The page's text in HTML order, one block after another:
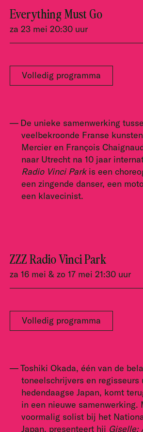
Everything Must Go
za 23 mei 20:30 uur
Volledig programma
De unieke samenwerking
veelbekroonde Franse
Mercier en François
naar Utrecht na 10 jaar
Radio Vinci Parkis een
een zingende danser, een
een klavecinist.
ZZZ Radio Vinci Park
za 16 mei & zo 17 mei 21:30 uur
Volledig programma
Toshiki Okada, één van de
toneelschrijvers en regisseurs
hedendaagse Japan, komt
in een nieuwe samenwerking.
voormalig solist bij het
Japan, presenteert hij Giselle: